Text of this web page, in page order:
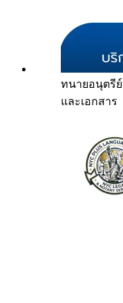
ทนายอนุตรีย์
และเอกสาร